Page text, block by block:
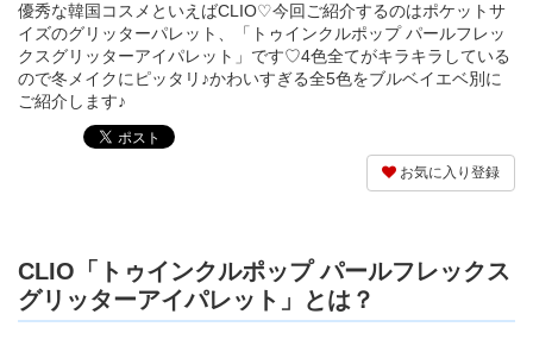
優秀な韓国コスメといえばCLIO♡今回ご紹介するのはポケットサ
イズのグリッターパレット、「トゥインクルポップ パールフレッ
クスグリッターアイパレット」です♡4色全てがキラキラしている
ので冬メイクにピッタリ♪かわいすぎる全5色をブルベイエベ別に
ご紹介します♪
お気に入り登録
CLIO「トゥインクルポップ パールフレックス
グリッターアイパレット」とは？